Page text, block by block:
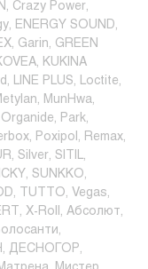
Crazy Power,
ENERGY SOUND,
Garin, GREEN
KUKINA
LINE PLUS, Loctite,
MunHwa,
Park,
Poxipol, Remax,
Silver, SITIL,
SUNKKO,
TUTTO, Vegas,
X-Roll, Абсолют,
ДЕСНОГОР,